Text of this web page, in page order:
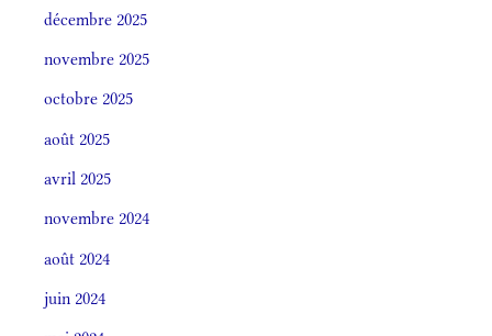
décembre 2025
novembre 2025
octobre 2025
août 2025
avril 2025
novembre 2024
août 2024
juin 2024